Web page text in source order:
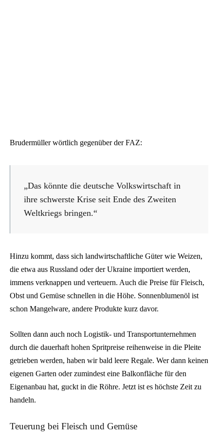
Brudermüller wörtlich gegenüber der FAZ:
„Das könnte die deutsche Volkswirtschaft in
ihre schwerste Krise seit Ende des Zweiten
Weltkriegs bringen.“
Hinzu kommt, dass sich landwirtschaftliche Güter wie Weizen,
die etwa aus Russland oder der Ukraine importiert werden,
immens verknappen und verteuern. Auch die Preise für Fleisch,
Obst und Gemüse schnellen in die Höhe. Sonnenblumenöl ist
schon Mangelware, andere Produkte kurz davor.
Sollten dann auch noch Logistik- und Transportunternehmen
durch die dauerhaft hohen Spritpreise reihenweise in die Pleite
getrieben werden, haben wir bald leere Regale. Wer dann keinen
eigenen Garten oder zumindest eine Balkonfläche für den
Eigenanbau hat, guckt in die Röhre. Jetzt ist es höchste Zeit zu
handeln.
Teuerung bei Fleisch und Gemüse